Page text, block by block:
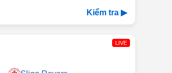
Kiểm tra ▶
LIVE